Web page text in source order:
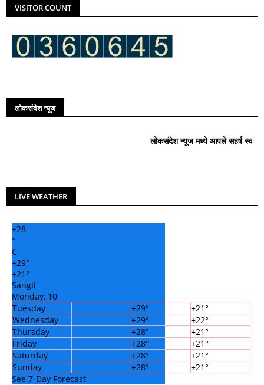
VISITOR COUNT
लोकसंदेश न्यूज
लोकसंदेश न्यूज मध्ये आपले सहर्ष स्वागत आहे..!
LIVE WEATHER
+28
°
C
+29°
+21°
Sangli
Monday, 10
Tuesday
+29° +21°
Wednesday
+29° +22°
Thursday
+28° +21°
Friday
+28° +21°
Saturday
+28° +21°
Sunday
+28° +21°
See 7-Day Forecast